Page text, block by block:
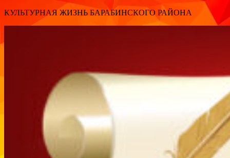
КУЛЬТУРНАЯ ЖИЗНЬ БАРАБИНСКОГО РАЙОНА